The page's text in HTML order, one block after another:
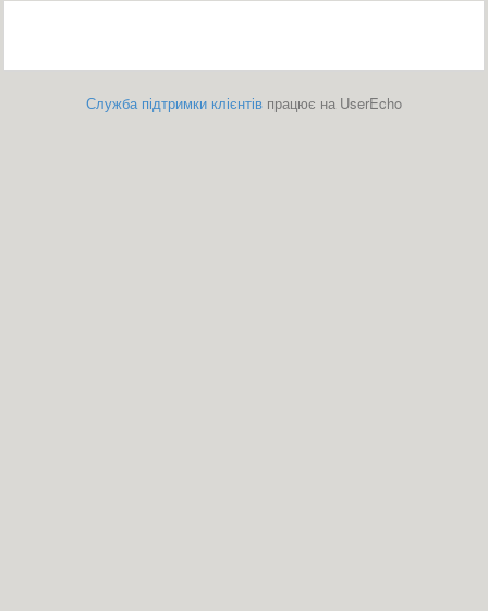
Служба підтримки клієнтів працює на UserEcho